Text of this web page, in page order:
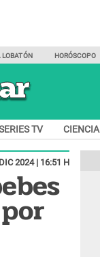
HORÓSCOPO
TV CIENCIA
2024 | 16:51 H